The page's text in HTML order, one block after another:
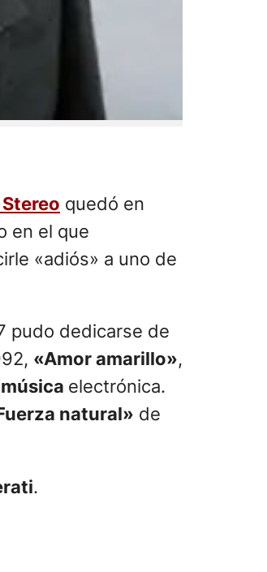
quedó en
en el que
«adiós» a uno de
pudo dedicarse de
«Amor amarillo»,
música electrónica.
natural» de
.